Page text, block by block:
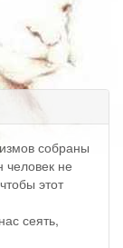
собраны
человек не
этот
сеять,